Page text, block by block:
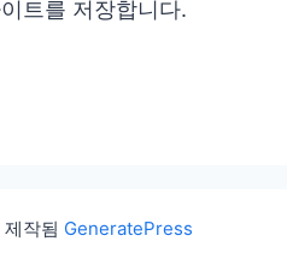
트를 저장합니다.
작됨 GeneratePress